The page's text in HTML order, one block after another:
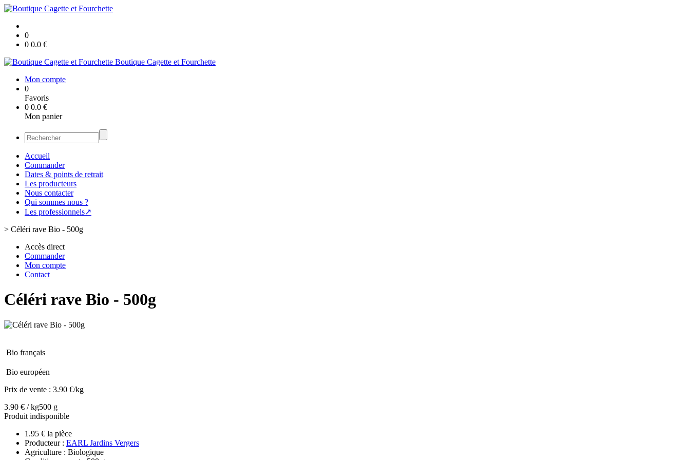
0
0 0.0 €
Boutique Cagette et Fourchette
Mon compte
0
Favoris
0 0.0 €
Mon panier
Accueil
Commander
Dates & points de retrait
Les producteurs
Nous contacter
Qui sommes nous ?
Les professionnels↗
> Céléri rave Bio - 500g
Accès direct
Commander
Mon compte
Contact
Céléri rave Bio - 500g
Bio français
Bio européen
Prix de vente : 3.90 €/kg
3.90 € / kg500 g
Produit indisponible
1.95 € la pièce
Producteur : EARL Jardins Vergers
Agriculture : Biologique